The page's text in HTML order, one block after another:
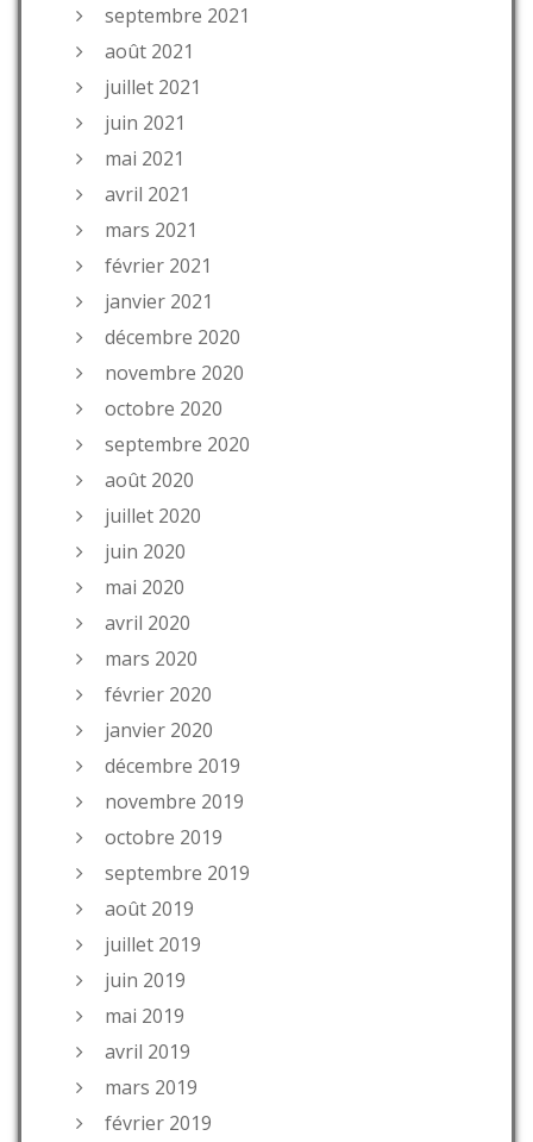
septembre 2021
août 2021
juillet 2021
juin 2021
mai 2021
avril 2021
mars 2021
février 2021
janvier 2021
décembre 2020
novembre 2020
octobre 2020
septembre 2020
août 2020
juillet 2020
juin 2020
mai 2020
avril 2020
mars 2020
février 2020
janvier 2020
décembre 2019
novembre 2019
octobre 2019
septembre 2019
août 2019
juillet 2019
juin 2019
mai 2019
avril 2019
mars 2019
février 2019